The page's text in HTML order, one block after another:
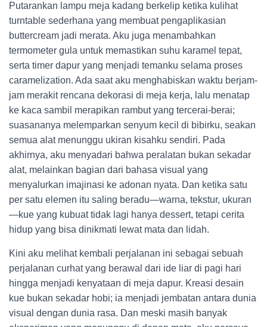
Putarankan lampu meja kadang berkelip ketika kulihat
turntable sederhana yang membuat pengaplikasian
buttercream jadi merata. Aku juga menambahkan
termometer gula untuk memastikan suhu karamel tepat,
serta timer dapur yang menjadi temanku selama proses
caramelization. Ada saat aku menghabiskan waktu berjam-
jam merakit rencana dekorasi di meja kerja, lalu menatap
ke kaca sambil merapikan rambut yang tercerai-berai;
suasananya melemparkan senyum kecil di bibirku, seakan
semua alat menunggu ukiran kisahku sendiri. Pada
akhirnya, aku menyadari bahwa peralatan bukan sekadar
alat, melainkan bagian dari bahasa visual yang
menyalurkan imajinasi ke adonan nyata. Dan ketika satu
per satu elemen itu saling beradu—warna, tekstur, ukuran
—kue yang kubuat tidak lagi hanya dessert, tetapi cerita
hidup yang bisa dinikmati lewat mata dan lidah.
Kini aku melihat kembali perjalanan ini sebagai sebuah
perjalanan curhat yang berawal dari ide liar di pagi hari
hingga menjadi kenyataan di meja dapur. Kreasi desain
kue bukan sekadar hobi; ia menjadi jembatan antara dunia
visual dengan dunia rasa. Dan meski masih banyak